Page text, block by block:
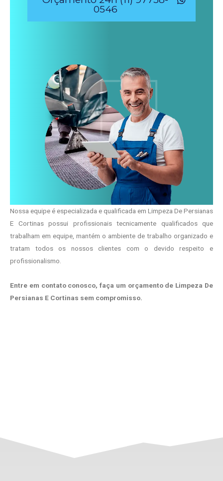
0546
Nossa equipe é especializada e qualificada em Limpeza De Persianas
E Cortinas possui profissionais tecnicamente qualificados que
trabalham em equipe, mantém o ambiente de trabalho organizado e
tratam todos os nossos clientes com o devido respeito e
profissionalismo.
Entre em contato conosco, faça um orçamento de Limpeza De
Persianas E Cortinas sem compromisso.